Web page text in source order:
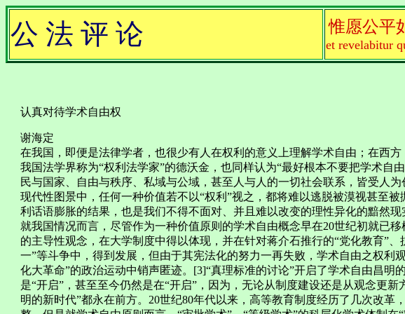
公 法 评 论 惟愿公平
et revelabitur
认真对待学术自由权
谢海定
在我国，即便是法律学者，也很少有人在权利的意义上理解学术自由；在西
我国法学界称为“权利法学家”的德沃金，也同样认为“最好根本不要把学术自
民与国家、自由与秩序、私域与公域，甚至人与人的一切社会联系，皆受人
现代性图景中，任何一种价值若不以“权利”视之，都将难以逃脱被漠视甚至
利话语膨胀的结果，也是我们不得不面对、并且难以改变的理性异化的黯然现
就我国情况而言，尽管作为一种价值原则的学术自由概念早在20世纪初就已
的主导性观念，在大学制度中得以体现，并在针对蒋介石推行的“党化教育”
一”等斗争中，得到发展，但由于其宪法化的努力一再失败，学术自由之权利
化大革命”的政治运动中销声匿迹。[3]“真理标准的讨论”开启了学术自由昌明
是“开启”，甚至至今仍然是在“开启”，因为，无论从制度建设还是从观念更新
明的新时代”都永在前方。20世纪80年代以来，高等教育制度经历了几次改革